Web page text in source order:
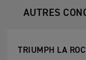
AUTRES
TRIUMPH LA